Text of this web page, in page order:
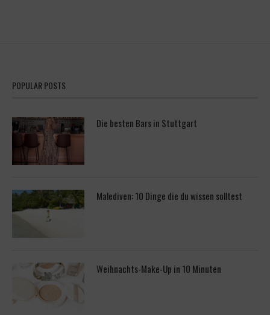
POPULAR POSTS
Die besten Bars in Stuttgart
Malediven: 10 Dinge die du wissen solltest
Weihnachts-Make-Up in 10 Minuten